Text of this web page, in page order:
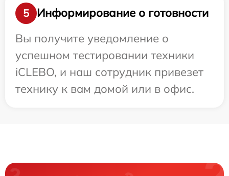
5
Информирование о готовности
Вы получите уведомление о
успешном тестировании техники
iCLEBO, и наш сотрудник привезет
технику к вам домой или в офис.